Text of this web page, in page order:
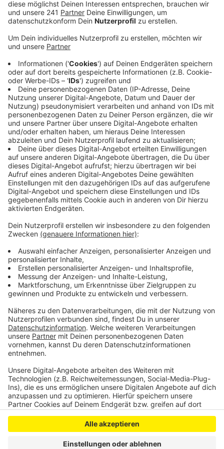
Anzeige
Anzeige
Unterdessen schlägt die Stadt Köln Alarm. Die Zahl
der Coronafälle auf der Intensivstation sei in den
vergangenen Tagen dynamisch angestiegen, allein in
den letzten drei Tagen von 91 auf 106. Ab Montag
müssen deswegen alle Kölner Museen und der Kölner
Zoo wieder schließen. Von den Intensivstationen im
Kreis Euskirchen gab es diese Woche gemischte
Rückmeldungen. Während das Marienhospital in
Euskirchen auch von steigenden Zahlen auf der
Intensivstation berichtete, gab das Kreiskrankenhaus
Mechernich an, die dritte Welle noch nicht zu spüren.
Die aktuelle Corona-Lage im Kreis Euskirchen im
Überblick (Stand 09.04.2021):
Anzeige
©Kreis Euskirchen
Anzeige
Anzeige